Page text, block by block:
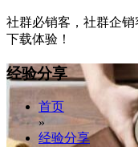
社群必销客，社群企
下载体验！
经验分享
首页
»
经验分享